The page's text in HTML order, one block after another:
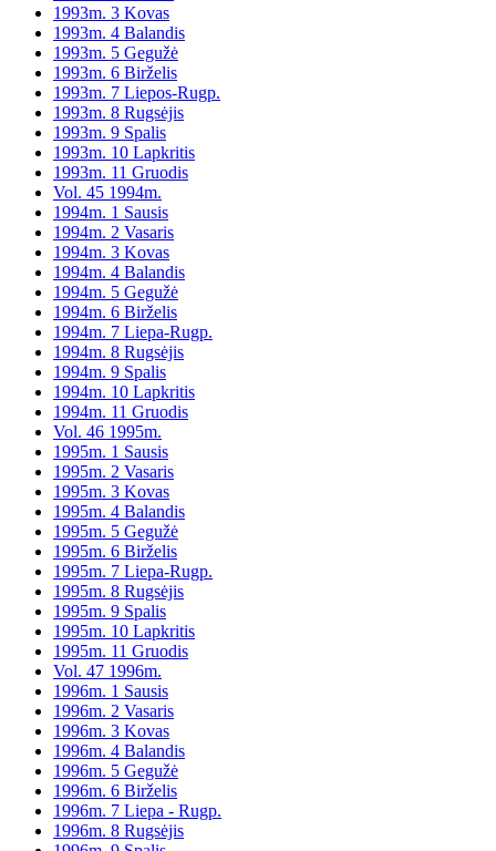
1993m. 3 Kovas
1993m. 4 Balandis
1993m. 5 Gegužė
1993m. 6 Birželis
1993m. 7 Liepos-Rugp.
1993m. 8 Rugsėjis
1993m. 9 Spalis
1993m. 10 Lapkritis
1993m. 11 Gruodis
Vol. 45 1994m.
1994m. 1 Sausis
1994m. 2 Vasaris
1994m. 3 Kovas
1994m. 4 Balandis
1994m. 5 Gegužė
1994m. 6 Birželis
1994m. 7 Liepa-Rugp.
1994m. 8 Rugsėjis
1994m. 9 Spalis
1994m. 10 Lapkritis
1994m. 11 Gruodis
Vol. 46 1995m.
1995m. 1 Sausis
1995m. 2 Vasaris
1995m. 3 Kovas
1995m. 4 Balandis
1995m. 5 Gegužė
1995m. 6 Birželis
1995m. 7 Liepa-Rugp.
1995m. 8 Rugsėjis
1995m. 9 Spalis
1995m. 10 Lapkritis
1995m. 11 Gruodis
Vol. 47 1996m.
1996m. 1 Sausis
1996m. 2 Vasaris
1996m. 3 Kovas
1996m. 4 Balandis
1996m. 5 Gegužė
1996m. 6 Birželis
1996m. 7 Liepa - Rugp.
1996m. 8 Rugsėjis